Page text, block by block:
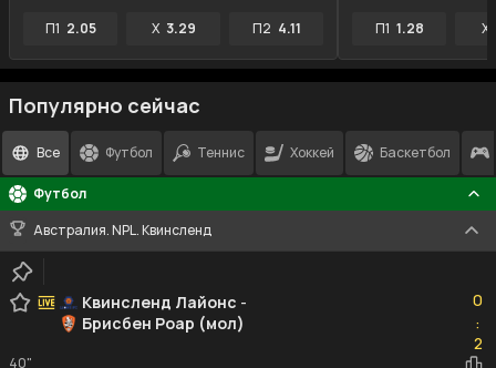
П1 2.05 X 3.29 П2 4.11 П1 1.28 X
Популярно сейчас
Все Футбол Теннис Хоккей Баскетбол
Футбол
Австралия. NPL. Квинсленд
Квинсленд Лайонс -
Брисбен Роар (мол)
0
:2
2
40"